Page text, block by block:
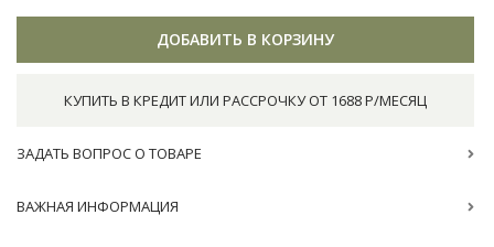
ДОБАВИТЬ В КОРЗИНУ
КУПИТЬ В КРЕДИТ ИЛИ РАССРОЧКУ ОТ 1688 Р/МЕСЯЦ
ЗАДАТЬ ВОПРОС О ТОВАРЕ
ВАЖНАЯ ИНФОРМАЦИЯ